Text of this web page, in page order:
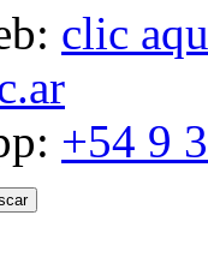
clic
+54 9